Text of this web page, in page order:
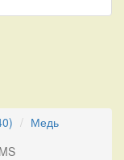
Медь